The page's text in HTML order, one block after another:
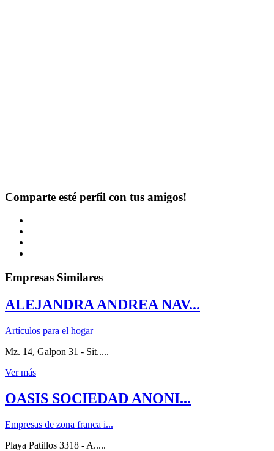
Comparte esté perfil con tus amigos!
Empresas Similares
ALEJANDRA ANDREA NAV...
Artículos para el hogar
Mz. 14, Galpon 31 - Sit.....
Ver más
OASIS SOCIEDAD ANONI...
Empresas de zona franca i...
Playa Patillos 3318 - A.....